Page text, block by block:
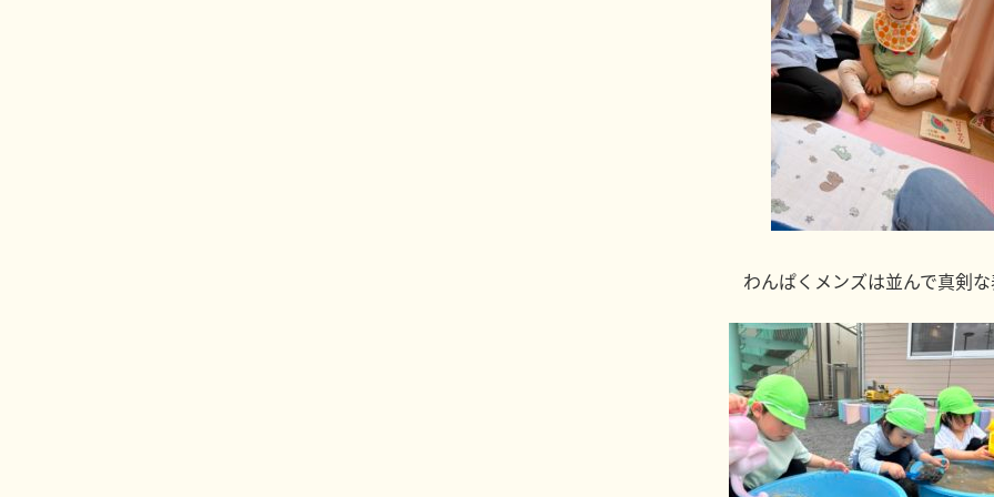
わんぱくメンズは並んで真剣